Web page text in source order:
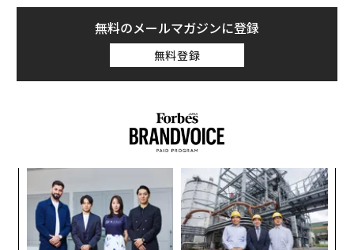
無料のメールマガジンに登録
無料登録